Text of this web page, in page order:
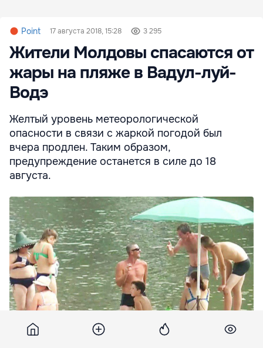
Point 17 августа 2018, 15:28 3 295
Жители Молдовы спасаются от
жары на пляже в Вадул-луй-
Водэ
Желтый уровень метеорологической
опасности в связи с жаркой погодой был
вчера продлен. Таким образом,
предупреждение останется в силе до 18
августа.